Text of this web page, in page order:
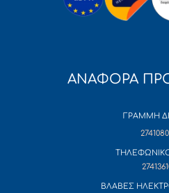
ΑΝΑΦΟΡΑ
ΓΡΑΜΜΗ
ΒΛΑΒΕΣ